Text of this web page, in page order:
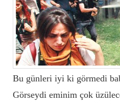
Bu günleri iyi ki görmedi
Görseydi eminim çok